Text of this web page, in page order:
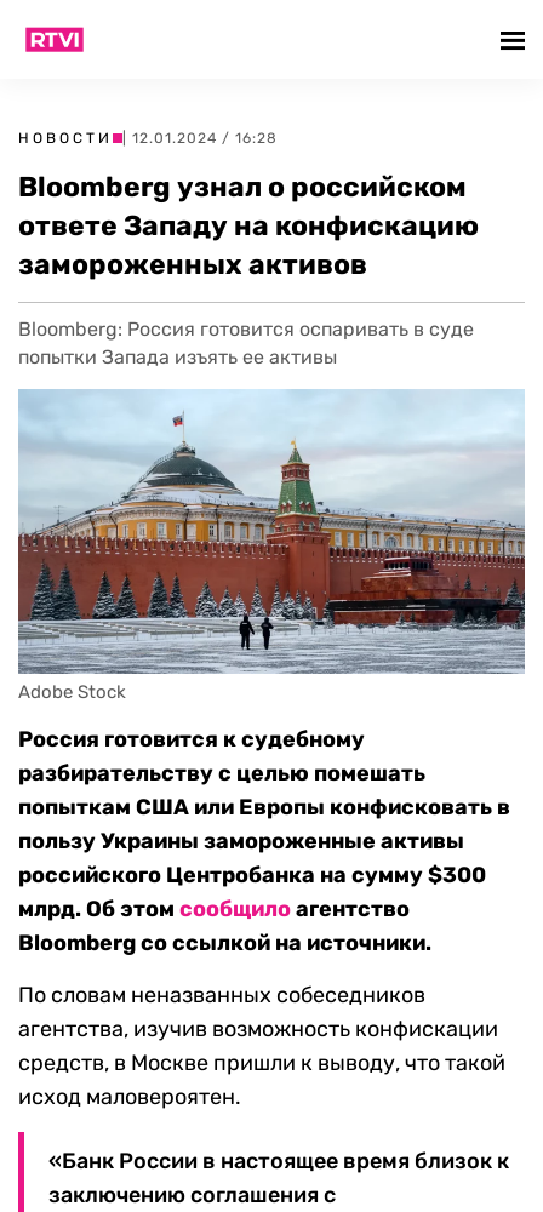
НОВОСТИ | 12.01.2024 / 16:28
Bloomberg узнал о российском
ответе Западу на конфискацию
замороженных активов
Bloomberg: Россия готовится оспаривать в суде
попытки Запада изъять ее активы
Adobe Stock
Россия готовится к судебному
разбирательству с целью помешать
попыткам США или Европы конфисковать в
пользу Украины замороженные активы
российского Центробанка на сумму $300
млрд. Об этом сообщилоагентство
Bloomberg со ссылкой на источники.
По словам неназванных собеседников
агентства, изучив возможность конфискации
средств, в Москве пришли к выводу, что такой
исход маловероятен.
«Банк России в настоящее время близок к
заключению соглашения с